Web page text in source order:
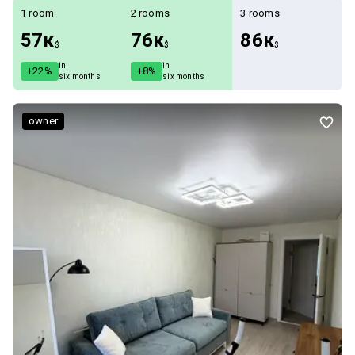
1 room
57к$
+22%
in
six months
2 rooms
76к$
+8%
in
six months
3 rooms
86к$
owner